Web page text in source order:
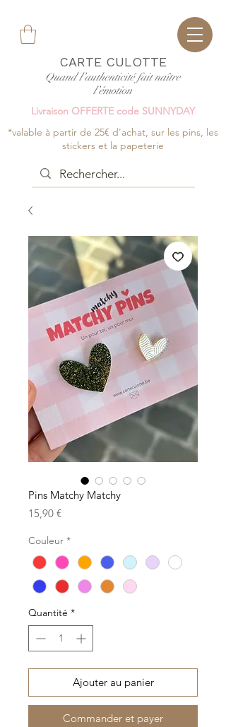
CARTE CULOTTE
Quand l’authenticité fait naître
l’émotion
Livraison OFFERTE code SUNNYDAY
*valable à partir de 25€ d'achat, sur les pins, les
stickers et la papeterie
Pins Matchy Matchy
15,90 €Prix
Couleur *
Quantité *
Ajouter au panier
Commander et payer